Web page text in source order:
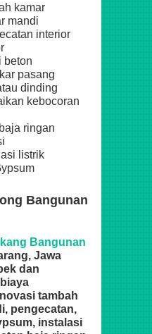
kamar
mandi
interior
beton
pasang
dinding
kebocoran
ringan
listrik
Bangunan
Bangunan
Jawa
dan
tambah
pengecatan,
instalasi